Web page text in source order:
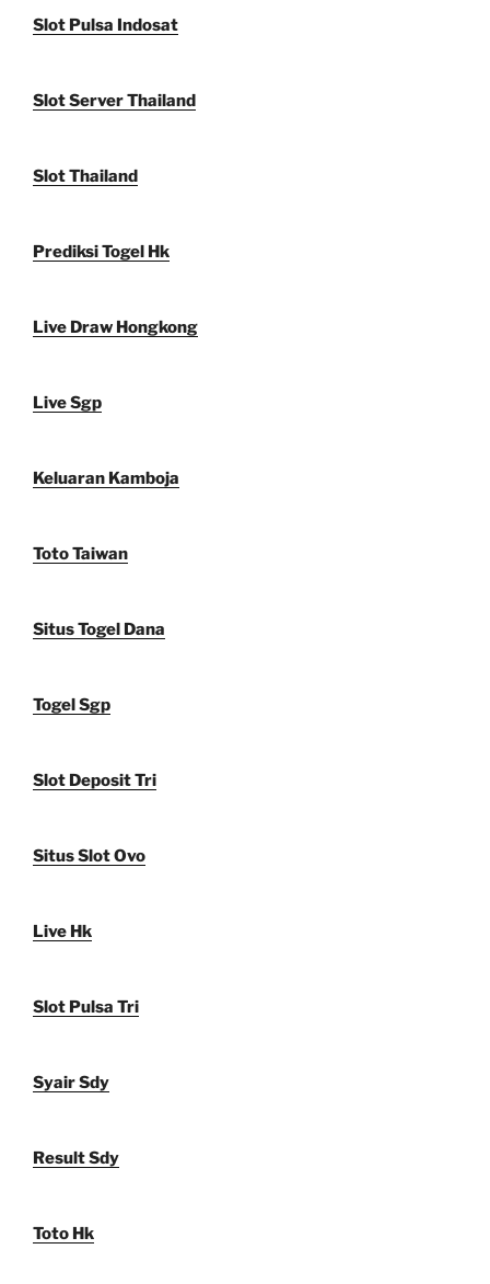
Slot Pulsa Indosat
Slot Server Thailand
Slot Thailand
Prediksi Togel Hk
Live Draw Hongkong
Live Sgp
Keluaran Kamboja
Toto Taiwan
Situs Togel Dana
Togel Sgp
Slot Deposit Tri
Situs Slot Ovo
Live Hk
Slot Pulsa Tri
Syair Sdy
Result Sdy
Toto Hk